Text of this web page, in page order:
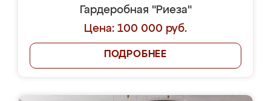
Гардеробная "Риеза"
Цена: 100 000 руб.
ПОДРОБНЕЕ